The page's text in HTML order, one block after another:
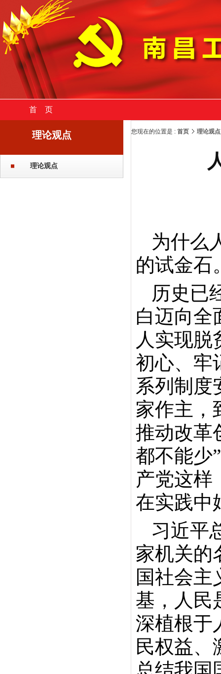
首 页
理论观点
理论观点
您现在的位置是 : 首页 理论观点
为什么
的试金石
历史已
白迈向全
人实现
初心、牢
系列制度
家作主，
推动改革
都不能少
产党这样
在实践中
习近平
家机关的
国社会主
基，人民
深植根于
民权益、